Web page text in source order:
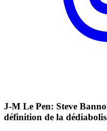
J-M Le Pen: Steve
définition de la